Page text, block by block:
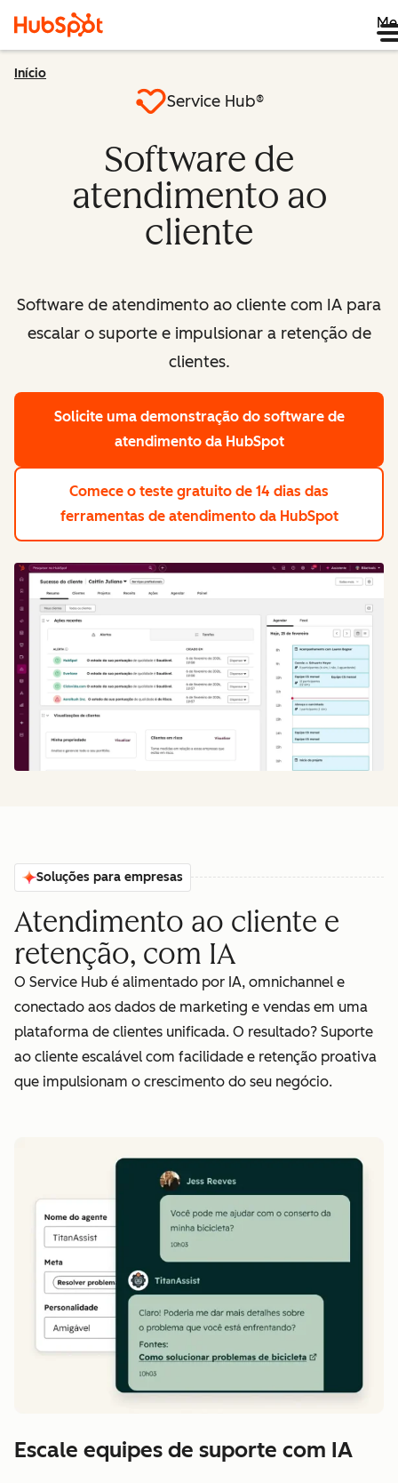
Início
Service Hub®
Software de
atendimento ao
cliente
Software de atendimento ao cliente com IA para
escalar o suporte e impulsionar a retenção de
clientes.
Solicite uma demonstração do software de
atendimento da HubSpot
Comece o teste gratuito de 14 dias das
ferramentas de atendimento da HubSpot
Soluções para empresas
Atendimento ao cliente e
retenção, com IA
O Service Hub é alimentado por IA, omnichannel e
conectado aos dados de marketing e vendas em uma
plataforma de clientes unificada. O resultado? Suporte
ao cliente escalável com facilidade e retenção proativa
que impulsionam o crescimento do seu negócio.
Escale equipes de suporte com IA